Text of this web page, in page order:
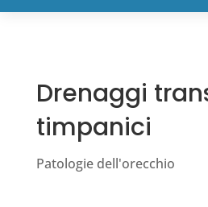
Drenaggi
timpanici
Patologie dell'orecchio